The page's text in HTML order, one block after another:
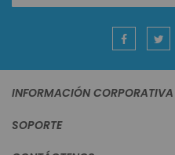
boletín
INFORMACIÓN CORPORATIVA
SOPORTE